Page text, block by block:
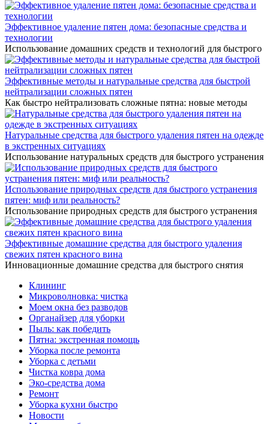
Эффективное удаление пятен дома: безопасные средства и
технологии
Использование домашних средств и технологий для быстрого
Эффективные методы и натуральные средства для быстрой
нейтрализации сложных пятен
Как быстро нейтрализовать сложные пятна: новые методы
Натуральные средства для быстрого удаления пятен на одежде
в экстренных ситуациях
Использование натуральных средств для быстрого устранения
Использование природных средств для быстрого устранения
пятен: миф или реальность?
Использование природных средств для быстрого устранения
Эффективные домашние средства для быстрого удаления
свежих пятен красного вина
Инновационные домашние средства для быстрого снятия
Клининг
Микроволновка: чистка
Моем окна без разводов
Органайзер для уборки
Пыль: как победить
Пятна: экстренная помощь
Уборка после ремонта
Уборка с детьми
Чистка ковра дома
Эко-средства дома
Ремонт
Уборка кухни быстро
Новости